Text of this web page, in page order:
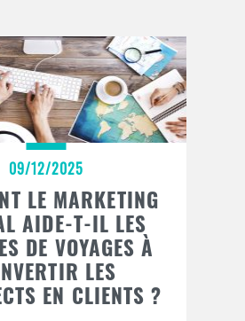
09/12/2025
LE MARKETING
AIDE-T-IL LES
DE VOYAGES À
LES
EN CLIENTS ?